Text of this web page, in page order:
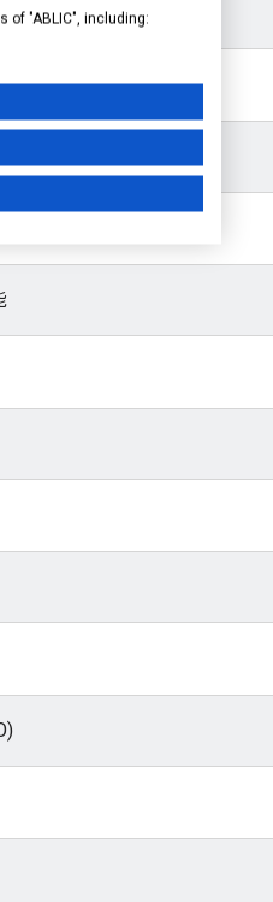
of "ABLIC", including: